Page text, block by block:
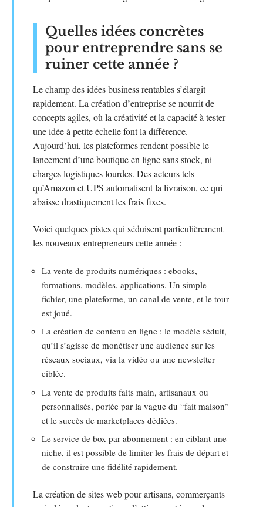
Quelles idées concrètes
pour entreprendre sans se
ruiner cette année ?
Le champ des idées business rentables s’élargit
rapidement. La création d’entreprise se nourrit de
concepts agiles, où la créativité et la capacité à tester
une idée à petite échelle font la différence.
Aujourd’hui, les plateformes rendent possible le
lancement d’une boutique en ligne sans stock, ni
charges logistiques lourdes. Des acteurs tels
qu’Amazon et UPS automatisent la livraison, ce qui
abaisse drastiquement les frais fixes.
Voici quelques pistes qui séduisent particulièrement
les nouveaux entrepreneurs cette année :
La vente de produits numériques : ebooks,
formations, modèles, applications. Un simple
fichier, une plateforme, un canal de vente, et le tour
est joué.
La création de contenu en ligne : le modèle séduit,
qu’il s’agisse de monétiser une audience sur les
réseaux sociaux, via la vidéo ou une newsletter
ciblée.
La vente de produits faits main, artisanaux ou
personnalisés, portée par la vague du “fait maison”
et le succès de marketplaces dédiées.
Le service de box par abonnement : en ciblant une
niche, il est possible de limiter les frais de départ et
de construire une fidélité rapidement.
La création de sites web pour artisans, commerçants